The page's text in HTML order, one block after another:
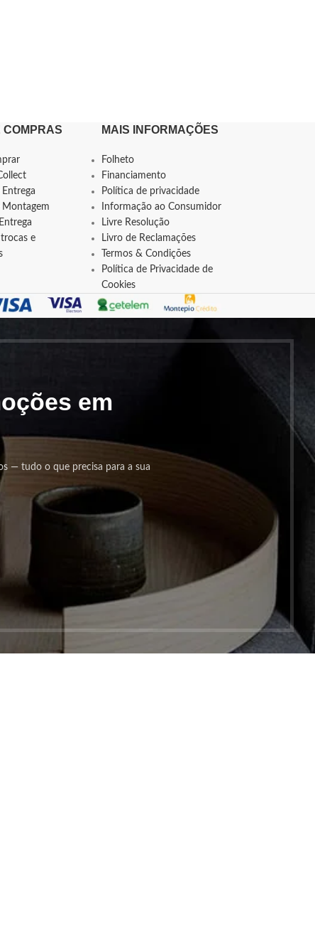
COMPRAS
Montagem
e
MAIS INFORMAÇÕES
Folheto
Financiamento
Política de privacidade
Informação ao Consumidor
Livre Resolução
Livro de Reclamações
Termos & Condições
Política de Privacidade de
Cookies
em
— tudo o que precisa para a sua